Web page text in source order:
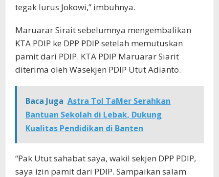
tegak lurus Jokowi,” imbuhnya.
Maruarar Sirait sebelumnya mengembalikan
KTA PDIP ke DPP PDIP setelah memutuskan
pamit dari PDIP. KTA PDIP Maruarar Siarit
diterima oleh Wasekjen PDIP Utut Adianto.
Baca Juga Astra Tol TaMer Serahkan
Bantuan Sekolah di Lebak, Dukung
Kualitas Pendidikan di Banten
“Pak Utut sahabat saya, wakil sekjen DPP PDIP,
saya izin pamit dari PDIP. Sampaikan salam